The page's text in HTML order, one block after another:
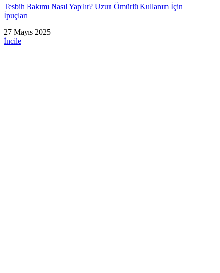
Tesbih Bakımı Nasıl Yapılır? Uzun Ömürlü Kullanım İçin
İpuçları
27 Mayıs 2025
İncile